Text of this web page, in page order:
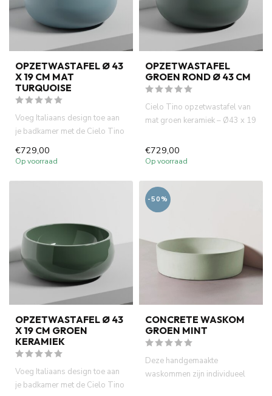
OPZETWASTAFEL Ø 43
X 19 CM MAT
TURQUOISE
Voeg Italiaans design toe aan
je badkamer met de Cielo Tino
opzetwastafel. Ronde...
€729,00
Op voorraad
OPZETWASTAFEL
GROEN ROND Ø 43 CM
Cielo Tino opzetwastafel van
mat groen keramiek – Ø43 x 19
€729,00
Op voorraad
OPZETWASTAFEL Ø 43
X 19 CM GROEN
KERAMIEK
Voeg Italiaans design toe aan
je badkamer met de Cielo Tino
-50%
CONCRETE WASKOM
GROEN MINT
Deze handgemaakte
waskommen zijn individueel